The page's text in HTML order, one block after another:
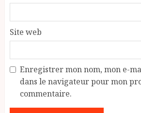
Site web
Enregistrer mon nom, mon e-
dans le navigateur pour mon
commentaire.